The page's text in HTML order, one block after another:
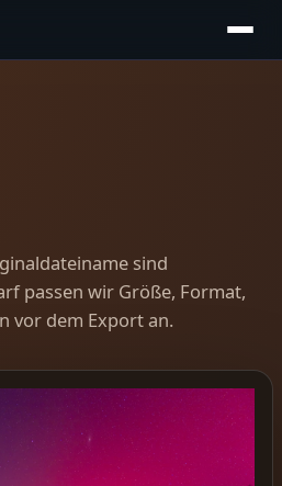
sind
passen wir Größe, Format,
vor dem Export an.